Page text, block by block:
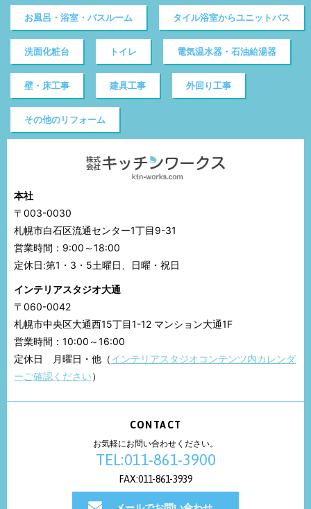
お風呂・浴室・バスルーム タイル浴室からユニットバス
洗面化粧台 トイレ 電気温水器・石油給湯器
壁・床工事 建具工事 外回り工事
その他のリフォーム
本社
〒003-0030
札幌市白石区流通センター1丁目9-31
営業時間：9:00～18:00
定休日:第1・3・5土曜日、日曜・祝日
インテリアスタジオ大通
〒060-0042
札幌市中央区大通西15丁目1-12 マンション大通1F
営業時間：10:00～16:00
定休日 月曜日・他（インテリアスタジオコンテンツ内カレンダ
ーご確認ください）
CONTACT
お気軽にお問い合わせください。
TEL:011-861-3900
FAX:011-861-3939